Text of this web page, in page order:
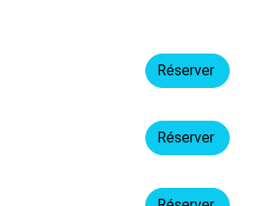
Réserver
Réserver